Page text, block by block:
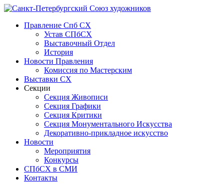
Правление Спб СХ
Устав СПбСХ
Выставочный Отдел
История
Новости Правления
Комиссия по Мастерским
Выставки СХ
Секции
Секция Живописи
Секция Графики
Секция Критики
Секция Монументального Искусства
Декоративно-прикладное искусство
Новости
Мероприятия
Конкурсы
СПбСХ в СМИ
Контакты